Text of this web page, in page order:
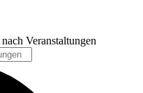
Veranstaltungen